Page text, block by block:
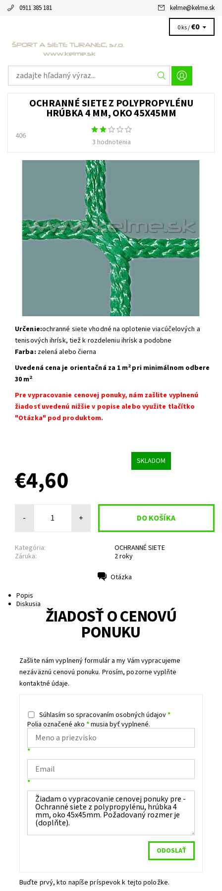
0911 385 181 kelme@kelme.sk
0 ks /€0
OCHRANNÉ SIETE Z POLYPROPYLÉNU
HRÚBKA 4 MM, OKO 45X45MM
406
3 hodnotenia
Určenie:ochranné siete vhodné na oplotenie viacúčelových a
tenisových ihrísk, tiež k rozdeleniu ihrísk a podobne
Farba: zelená alebo čierna
Uvedená cena je orientačná za 1 m2 pri minimálnom odbere
30 m2
Pre vypracovanie cenovej ponuky, nám zašlite vyplnenú
žiadosť uvedenú nižšie v popise alebo využite tlačítko
"Otázka" pod produktom.
SKLADOM
€4,60
- +
Kategória:
OCHRANNÉ SIETE
Záruka:
2 roky
Otázka
Popis
Diskusia
ŽIADOSŤ O CENOVÚ
PONUKU
Zašlite nám vyplnený formulár a my Vám vypracujeme
nezáväznú cenovú ponuku. Prosím, pozorne vyplňte
kontaktné údaje.
Súhlasím so spracovaním osobných údajov*
Polia označené ako *musia byť vyplnené.
*
*
Buďte prvý, kto napíše príspevok k tejto položke.